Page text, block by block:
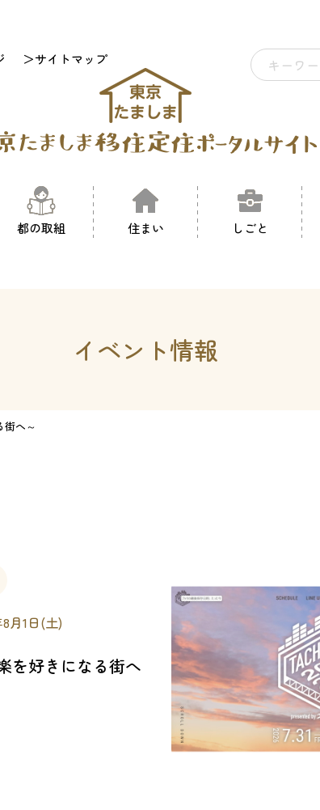
＞サイトマップ
都の取組 住まい しごと
イベント情報
街へ～
月1日(土)
を好きになる街へ